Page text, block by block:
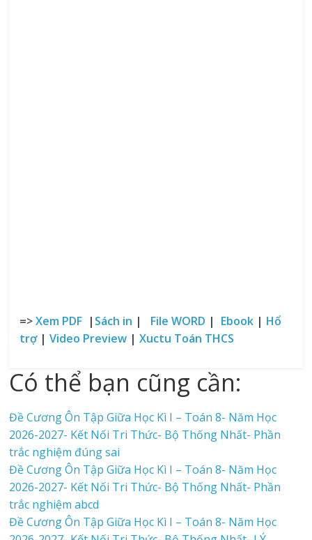
=>Xem PDF | Sách in | File WORD | Ebook | Hổ
trợ|Video Preview |Xuctu Toán THCS
Có thể bạn cũng cần:
Đề Cương Ôn Tập Giữa Học Kì I – Toán 8- Năm Học
2026-2027- Kết Nối Tri Thức- Bộ Thống Nhất- Phần
trắc nghiệm đúng sai
Đề Cương Ôn Tập Giữa Học Kì I – Toán 8- Năm Học
2026-2027- Kết Nối Tri Thức- Bộ Thống Nhất- Phần
trắc nghiệm abcd
Đề Cương Ôn Tập Giữa Học Kì I – Toán 8- Năm Học